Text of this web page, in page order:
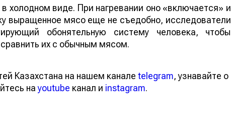
холодном виде. При нагревании оно «включается» и
выращенное мясо еще не съедобно, исследователи
обонятельную систему человека, чтобы
их с обычным мясом.
Казахстана на нашем канале telegram, узнавайте о
наyoutube канал и instagram.